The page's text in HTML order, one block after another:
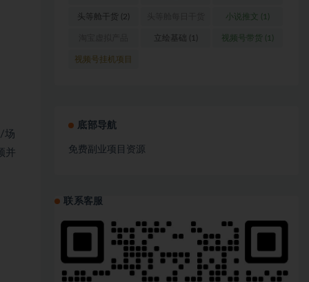
场
并
(1) 音运营(1)
头等舱干货 (2)
(1)
小说推文 (1)
(1)
立绘基础 (1) 视频号带货 (1)
视频号挂机项目
底部导航
免费副业项目资源
联系客服